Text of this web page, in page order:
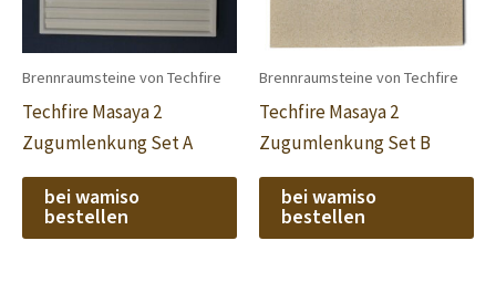
Brennraumsteine von Techfire
Techfire Masaya 2
Zugumlenkung Set A
bei wamiso
bestellen
Brennraumsteine von Techfire
Techfire Masaya 2
Zugumlenkung Set B
bei wamiso
bestellen